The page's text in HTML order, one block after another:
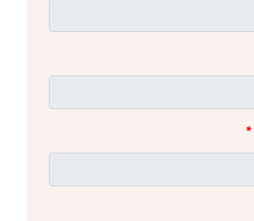
*